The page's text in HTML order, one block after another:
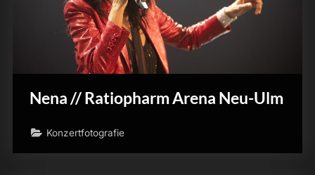
Nena // Ratiopharm Arena Neu-Ulm
Konzertfotografie